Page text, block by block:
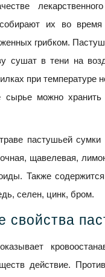
их во
грибком.
сушат в тени на
при
сырье можно
пастушьей
щавелевая,
Также
селен, цинк, бром.
свойства
действие.